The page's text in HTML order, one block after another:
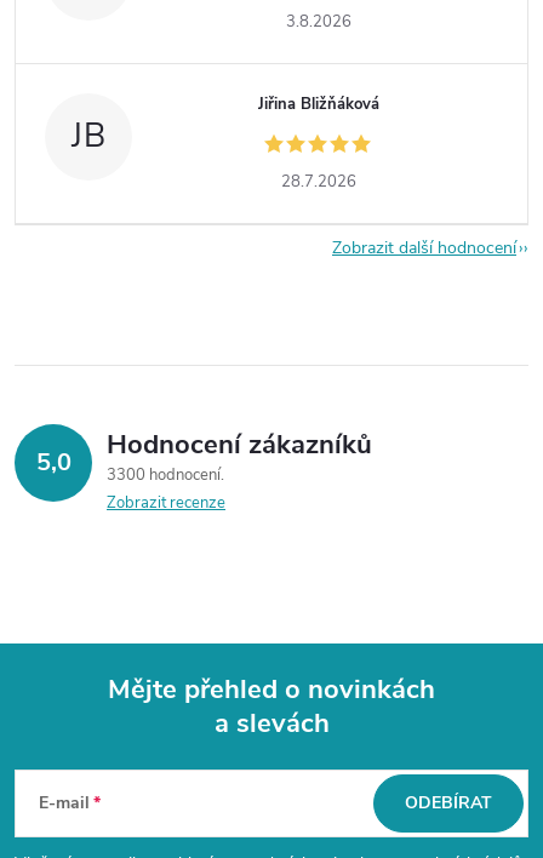
3.8.2026
JB
Jiřina Bližňáková
28.7.2026
Zobrazit další hodnocení
5,0 Hodnocení zákazníků
3300 hodnocení
Zobrazit recenze
Mějte přehled o novinkách
a slevách
E-mail ODEBÍRAT